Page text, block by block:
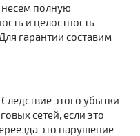
несем полную
и целостность
гарантии составим
этого убытки
сетей, если это
это нарушение